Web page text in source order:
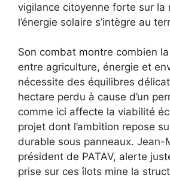
vigilance citoyenne forte sur la
l’énergie solaire s’intègre au
Son combat montre combien
entre agriculture, énergie et
nécessite des équilibres
hectare perdu à cause d’un
comme ici affecte la viabilité
projet dont l’ambition repose
durable sous panneaux. Jean-
président de PATAV, alerte
prise sur ces îlots mine la